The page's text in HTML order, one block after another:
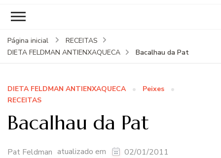
Página inicial
RECEITAS
DIETA FELDMAN ANTIENXAQUECA
Bacalhau da Pat
DIETA FELDMAN ANTIENXAQUECA
Peixes
RECEITAS
Bacalhau da Pat
Pat Feldman atualizado em 02/01/2011